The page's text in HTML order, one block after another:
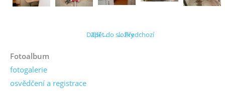
← Předchozí
Další →
Zpět do složky
Fotoalbum
fotogalerie
osvědčení a registrace